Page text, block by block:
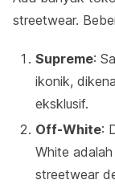
streetwear.
Supreme:
ikonik,
eksklusif.
Off-White:
White
streetwear